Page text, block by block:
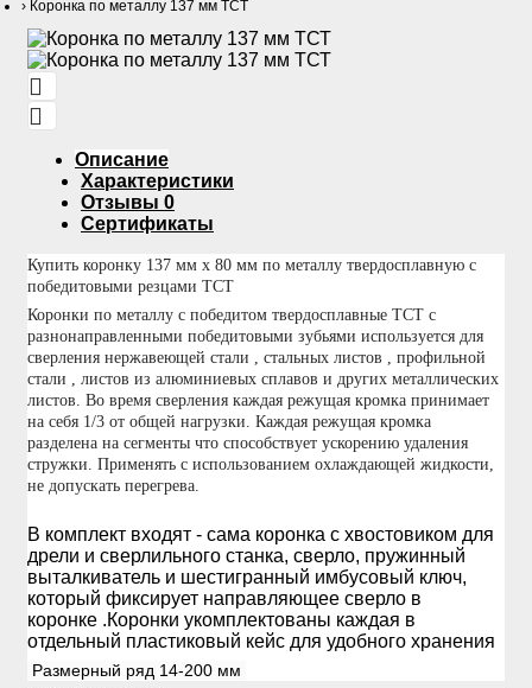
Коронка по металлу 137 мм ТСТ
Описание
Характеристики
Отзывы 0
Сертификаты
Купить коронку 137 мм х 80 мм по металлу твердосплавную с
победитовыми резцами ТСТ
Коронки по металлу с победитом твердосплавные ТСТ с
разнонаправленными победитовыми зубьями используется для
сверления нержавеющей стали , стальных листов , профильной
стали , листов из алюминиевых сплавов и других металлических
листов. Во время сверления каждая режущая кромка принимает
на себя 1/3 от общей нагрузки. Каждая режущая кромка
разделена на сегменты что способствует ускорению удаления
стружки. Применять с использованием охлаждающей жидкости,
не допускать перегрева.
В комплект входят - сама коронка с хвостовиком для
дрели и сверлильного станка, сверло, пружинный
выталкиватель и шестигранный имбусовый ключ,
который фиксирует направляющее сверло в
коронке .Коронки укомплектованы каждая в
отдельный пластиковый кейс для удобного хранения
Размерный ряд 14-200 мм